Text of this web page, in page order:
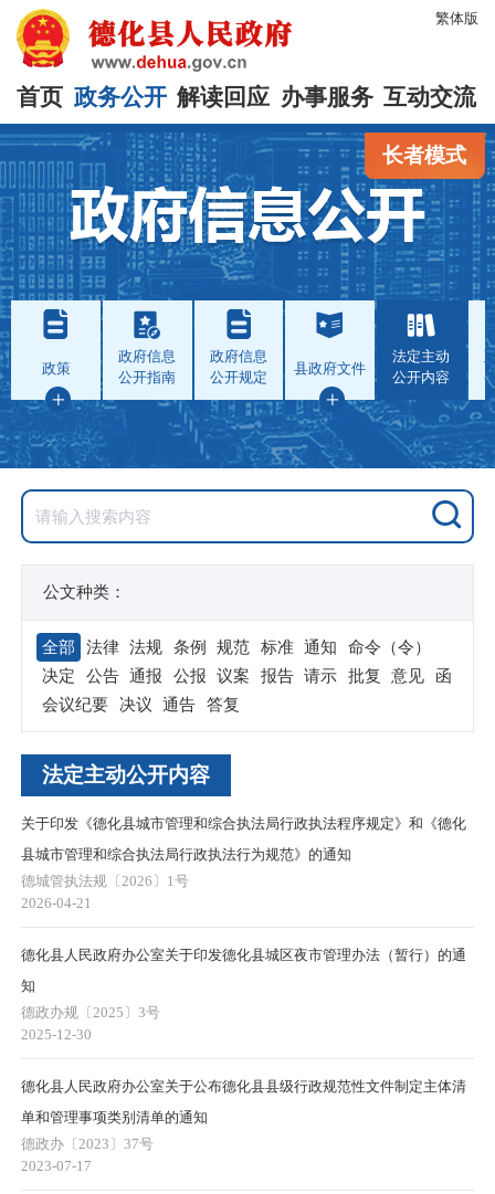
繁体版
首页 政务公开 解读回应 办事服务 互动交流
长者模式
政策
政府信息
公开指南
政府信息
公开规定
县政府文件
法定主动
公开内容
公文种类：
全部 法律 法规 条例 规范 标准 通知
命令（令）
决定
公告 通报 公报 议案 报告 请示 批复 意见
函
会议纪要
决议 通告 答复
法定主动公开内容
关于印发《德化县城市管理和综合执法局行政执法程序规定》和《德化
县城市管理和综合执法局行政执法行为规范》的通知
德城管执法规〔2026〕1号
2026-04-21
德化县人民政府办公室关于印发德化县城区夜市管理办法（暂行）的通
知
德政办规〔2025〕3号
2025-12-30
德化县人民政府办公室关于公布德化县县级行政规范性文件制定主体清
单和管理事项类别清单的通知
德政办〔2023〕37号
2023-07-17